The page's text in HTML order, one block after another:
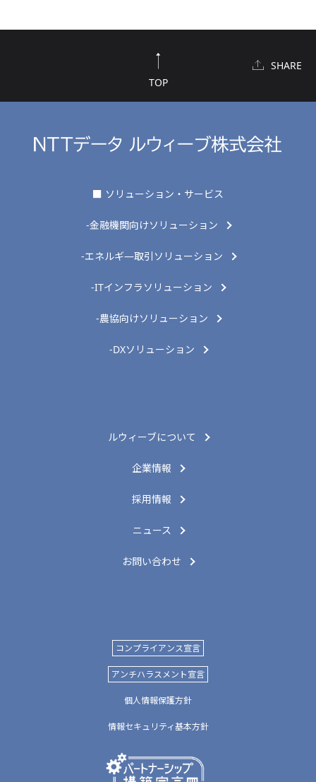
TOP
SHARE
■ ソリューション・サービス
-金融機関向けソリューション
-エネルギ―取引ソリューション
-ITインフラソリューション
-農協向けソリューション
-DXソリューション
ルウィーブについて
企業情報
採用情報
ニュース
お問い合わせ
コンプライアンス宣言
アンチハラスメント宣言
個人情報保護方針
情報セキュリティ基本方針